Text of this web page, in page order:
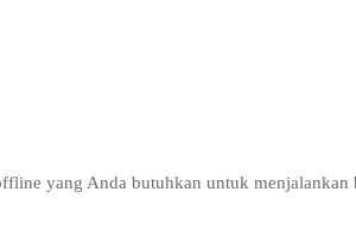
yang Anda butuhkan untuk menjalankan